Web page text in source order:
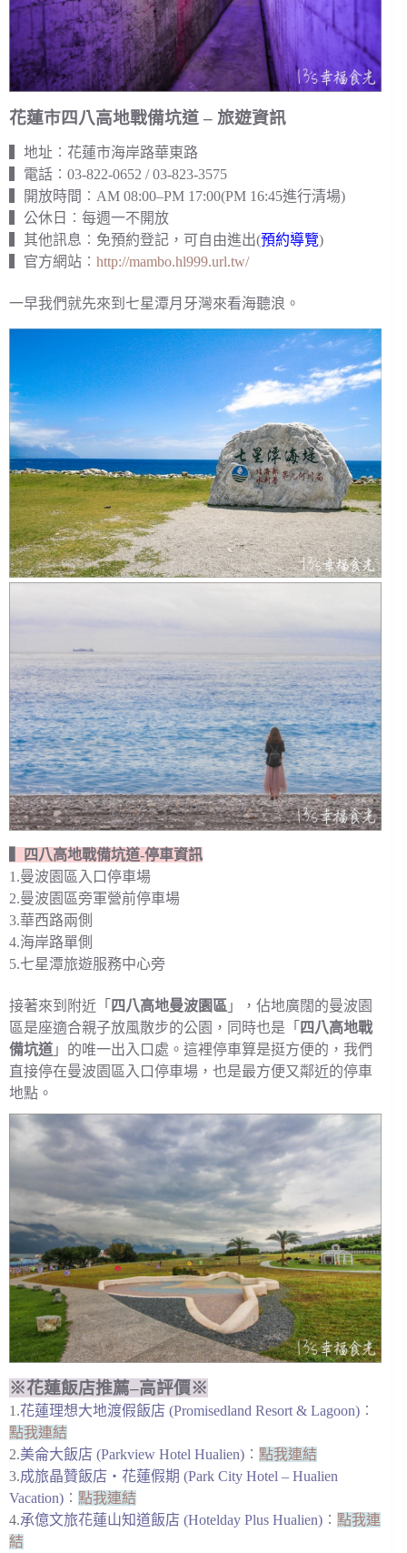
花蓮市四八高地戰備坑道 – 旅遊資訊
▍地址︰花蓮市海岸路華東路
▍電話︰03-822-0652 / 03-823-3575
▍開放時間︰AM 08:00–PM 17:00(PM 16:45進行清場)
▍公休日︰每週一不開放
▍其他訊息︰免預約登記，可自由進出(預約導覽)
▍官方網站︰ http://mambo.hl999.url.tw/
一早我們就先來到七星潭月牙灣來看海聽浪。
▍四八高地戰備坑道-停車資訊
1.曼波園區入口停車場
2.曼波園區旁軍營前停車場
3.華西路兩側
4.海岸路單側
5.七星潭旅遊服務中心旁
接著來到附近「 四八高地曼波園區 」，佔地廣闊的曼波園
區是座適合親子放風散步的公園，同時也是「 四八高地戰
備坑道 」的唯一出入口處。這裡停車算是挺方便的，我們
直接停在曼波園區入口停車場，也是最方便又鄰近的停車
地點。
※花蓮飯店推薦–高評價※
1.花蓮理想大地渡假飯店 (Promisedland Resort & Lagoon) ︰
點我連結
2.美侖大飯店 (Parkview Hotel Hualien) ︰ 點我連結
3.成旅晶贊飯店‧花蓮假期 (Park City Hotel – Hualien
Vacation) ︰ 點我連結
4.承億文旅花蓮山知道飯店 (Hotelday Plus Hualien) ︰ 點我連
結